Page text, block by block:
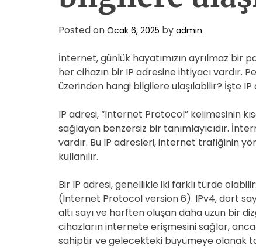
Posted on Ocak 6, 2025 by admin
İnternet, günlük hayatımızın ayrılmaz bir
her cihazın bir IP adresine ihtiyacı vardır.
üzerinden hangi bilgilere ulaşılabilir? İşte IP
IP adresi, “Internet Protocol” kelimesinin
sağlayan benzersiz bir tanımlayıcıdır.
vardır. Bu IP adresleri, internet trafiğinin
kullanılır.
Bir IP adresi, genellikle iki farklı türde
(Internet Protocol version 6). IPv4, dört
altı sayı ve harften oluşan daha uzun bir
cihazların internete erişmesini sağlar,
sahiptir ve gelecekteki büyümeye olanak